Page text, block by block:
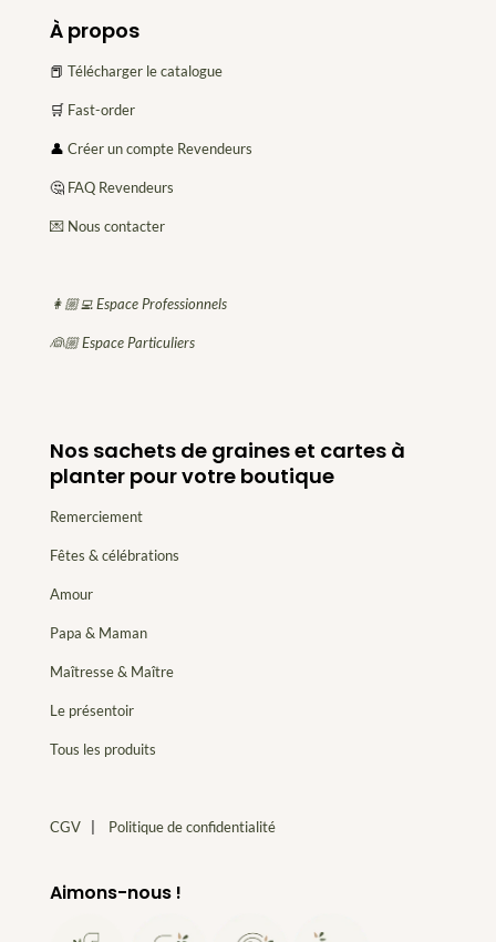
À propos
📕 Télécharger le catalogue
🛒 Fast-order
👤 Créer un compte Revendeurs
🤔 FAQ Revendeurs
💌 Nous contacter
👩🏼‍💻 Espace Professionnels
👰🏼 Espace Particuliers
Nos sachets de graines et cartes à
planter pour votre boutique
Remerciement
Fêtes & célébrations
Amour
Papa & Maman
Maîtresse & Maître
Le présentoir
Tous les produits
CGV| Politique de confidentialité
Aimons-nous !